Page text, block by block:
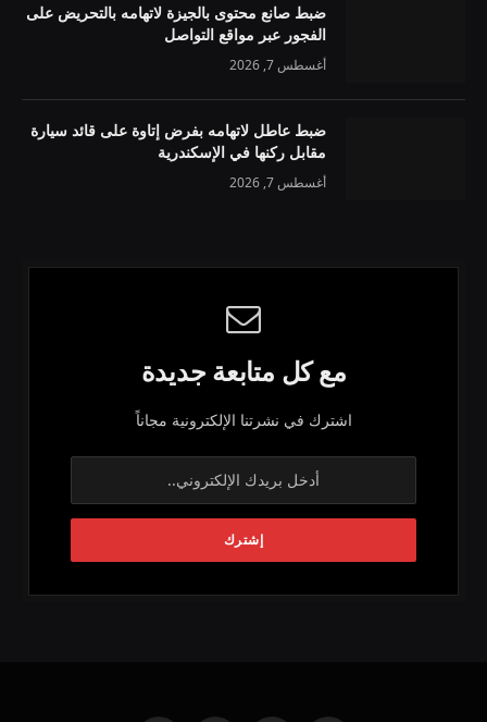
ضبط صانع محتوى بالجيزة لاتهامه بالتحريض على
الفجور عبر مواقع التواصل
أغسطس 7, 2026
ضبط عاطل لاتهامه بفرض إتاوة على قائد سيارة
مقابل ركنها في الإسكندرية
أغسطس 7, 2026
مع كل متابعة جديدة
اشترك في نشرتنا الإلكترونية مجاناً